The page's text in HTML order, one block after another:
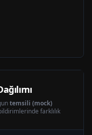
temsili (mock)
farklılık